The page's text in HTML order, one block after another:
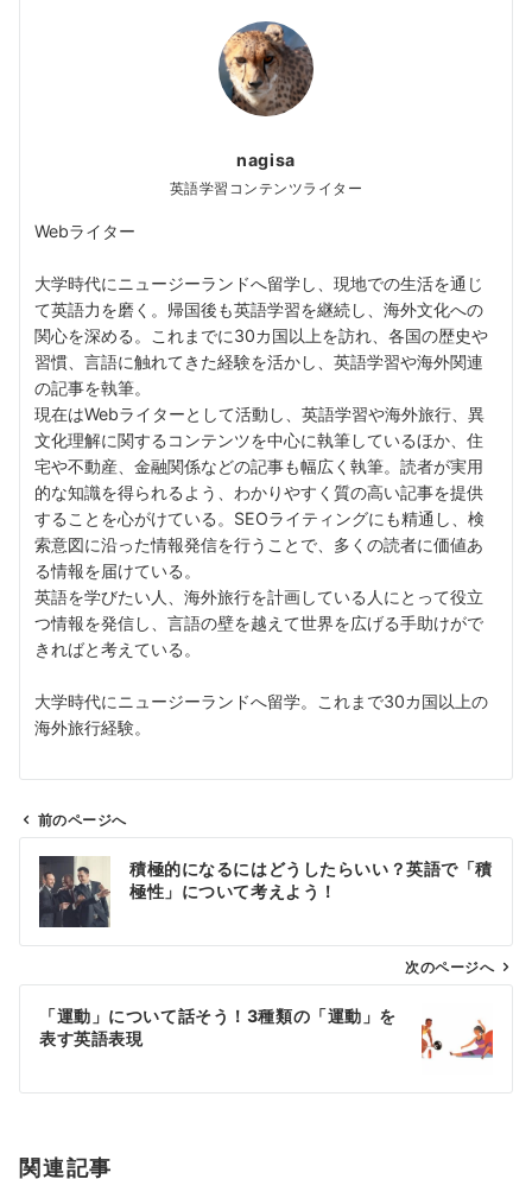
nagisa
英語学習コンテンツライター
Webライター
大学時代にニュージーランドへ留学し、現地での生活を通じ
て英語力を磨く。帰国後も英語学習を継続し、海外文化への
関心を深める。これまでに30カ国以上を訪れ、各国の歴史や
習慣、言語に触れてきた経験を活かし、英語学習や海外関連
の記事を執筆。
現在はWebライターとして活動し、英語学習や海外旅行、異
文化理解に関するコンテンツを中心に執筆しているほか、住
宅や不動産、金融関係などの記事も幅広く執筆。読者が実用
的な知識を得られるよう、わかりやすく質の高い記事を提供
することを心がけている。SEOライティングにも精通し、検
索意図に沿った情報発信を行うことで、多くの読者に価値あ
る情報を届けている。
英語を学びたい人、海外旅行を計画している人にとって役立
つ情報を発信し、言語の壁を越えて世界を広げる手助けがで
きればと考えている。
大学時代にニュージーランドへ留学。これまで30カ国以上の
海外旅行経験。
ビ
ン
前のページへ
積極的になるにはどうしたらいい？英語で「積
極性」について考えよう！
次のページへ
「運動」について話そう！3種類の「運動」を
表す英語表現
関連記事